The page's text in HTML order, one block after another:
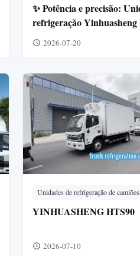
✨ Potência e precisão:
refrigeração Yinhuasheng
35m³ Caminhões
2026-07-20
Unidades de refrigeração de camiões
YINHUASHENG HTS90
2026-07-10